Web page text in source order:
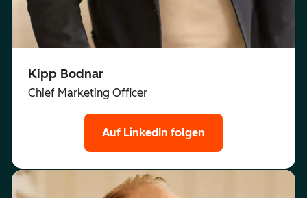
Kipp Bodnar
Chief Marketing Officer
Auf LinkedIn folgen